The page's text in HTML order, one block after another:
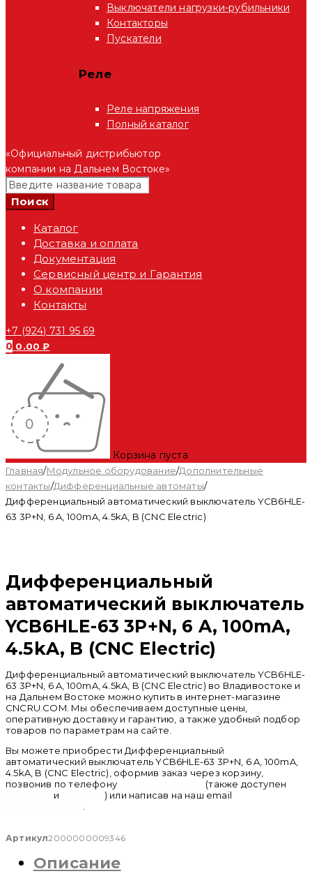
Выключатели нагрузки-рубильники
Контакторы
Пускатели
Реле
Реле напряжения
Полный каталог
«Официальный дистрибьютор
компании на Дальнем Востоке»
Каталог
Доставка и оплата
Документация
Сервисный центр и Гарантия
О компании
Контакты
+7 (924) 731 95 69
0 0.00₽
Корзина пуста
Главная/Модульное оборудование/Дополнительные
контакты/Дифференциальные автоматы/
Дифференциальный автоматический выключатель YCB6HLE-
63 3P+N, 6 A, 100mA, 4.5kA, B (CNC Electric)
Дифференциальный
автоматический выключатель
YCB6HLE-63 3P+N, 6 A, 100mA,
4.5kA, B (CNC Electric)
Дифференциальный автоматический выключатель YCB6HLE-
63 3P+N, 6 A, 100mA, 4.5kA, B (CNC Electric) во Владивостоке и
на Дальнем Востоке можно купить в интернет-магазине
CNCRU.COM. Мы обеспечиваем доступные цены,
оперативную доставку и гарантию, а также удобный подбор
товаров по параметрам на сайте.
Вы можете приобрести Дифференциальный
автоматический выключатель YCB6HLE-63 3P+N, 6 A, 100mA,
4.5kA, B (CNC Electric), оформив заказ через корзину,
позвонив по телефону
(также доступен
и
) или написав на наш email
Артикул2000000009346
Описание